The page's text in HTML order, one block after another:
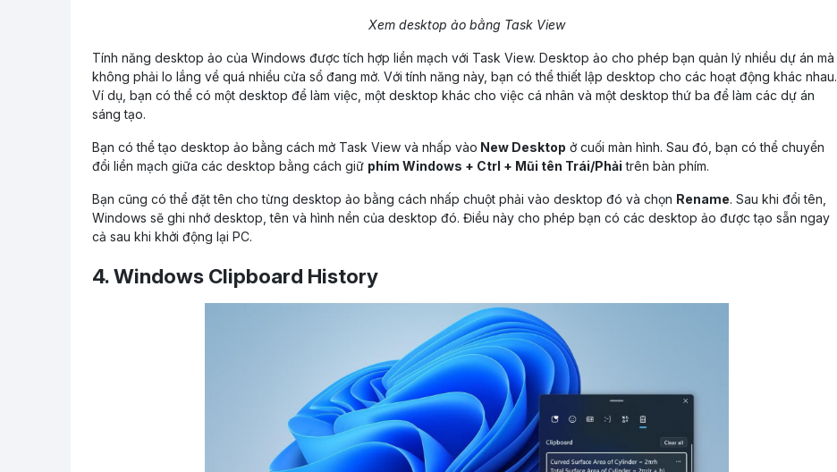
Xem desktop ảo bằng Task View
Tính năng desktop ảo của Windows được tích hợp liền mạch với Task View. Desktop ảo cho phép bạn quản lý nhiều dự án mà
không phải lo lắng về quá nhiều cửa sổ đang mở. Với tính năng này, bạn có thể thiết lập desktop cho các hoạt động khác nhau.
Ví dụ, bạn có thể có một desktop để làm việc, một desktop khác cho việc cá nhân và một desktop thứ ba để làm các dự án
sáng tạo.
Bạn có thể tạo desktop ảo bằng cách mở Task View và nhấp vào New Desktop ở cuối màn hình. Sau đó, bạn có thể chuyển
đổi liền mạch giữa các desktop bằng cách giữ phím Windows + Ctrl + Mũi tên Trái/Phải trên bàn phím.
Bạn cũng có thể đặt tên cho từng desktop ảo bằng cách nhấp chuột phải vào desktop đó và chọn Rename. Sau khi đổi tên,
Windows sẽ ghi nhớ desktop, tên và hình nền của desktop đó. Điều này cho phép bạn có các desktop ảo được tạo sẵn ngay
cả sau khi khởi động lại PC.
4. Windows Clipboard History